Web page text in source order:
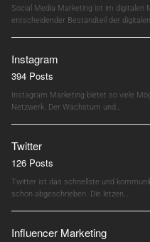
Social Media Marketing ist im digitalen
entscheidender Bestandteil der
Instagram
394 Posts
Instagram Marketing bietet so viele
Netzwerk. Der Wachstum und…
Twitter
126 Posts
Twitter ist das schnellste und
schon abgeschrieben. Die letzen…
Influencer Marketing